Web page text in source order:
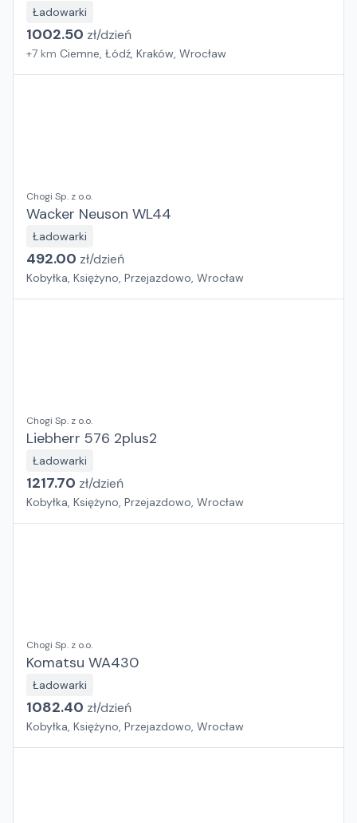
Ładowarki
1002.50 zł/dzień
+7 km Ciemne, Łódź, Kraków, Wrocław
Chogi Sp. z o.o.
Wacker Neuson WL44
Ładowarki
492.00 zł/dzień
Kobyłka, Księżyno, Przejazdowo, Wrocław
Chogi Sp. z o.o.
Liebherr 576 2plus2
Ładowarki
1217.70 zł/dzień
Kobyłka, Księżyno, Przejazdowo, Wrocław
Chogi Sp. z o.o.
Komatsu WA430
Ładowarki
1082.40 zł/dzień
Kobyłka, Księżyno, Przejazdowo, Wrocław